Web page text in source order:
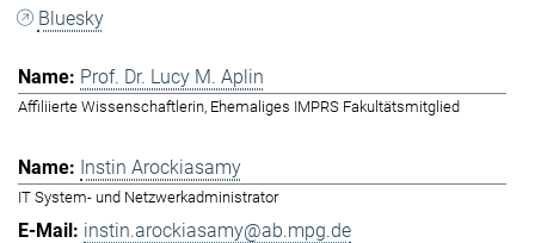
Bluesky
Prof. Dr. Lucy M. Aplin
Affiliierte Wissenschaftlerin, Ehemaliges IMPRS Fakultätsmitglied
Instin Arockiasamy
IT System- und Netzwerkadministrator
instin.arockiasamy@ab.mpg.de